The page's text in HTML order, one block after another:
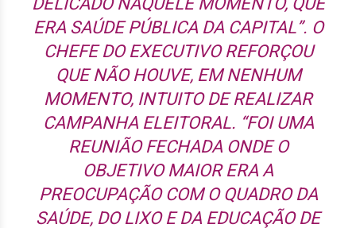
ERA SAÚDE PÚBLICA DA CAPITAL”. O
CHEFE DO EXECUTIVO REFORÇOU
QUE NÃO HOUVE, EM NENHUM
MOMENTO, INTUITO DE REALIZAR
CAMPANHA ELEITORAL. “FOI UMA
REUNIÃO FECHADA ONDE O
OBJETIVO MAIOR ERA A
PREOCUPAÇÃO COM O QUADRO DA
SAÚDE, DO LIXO E DA EDUCAÇÃO DE